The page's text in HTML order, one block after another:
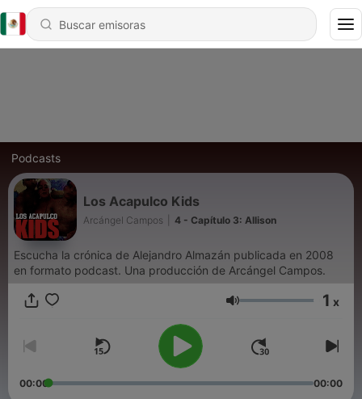
Podcasts
Los Acapulco Kids
Arcángel Campos 4 - Capítulo 3: Allison
Escucha la crónica de Alejandro Almazán publicada en 2008
en formato podcast. Una producción de Arcángel Campos.
Volumen 1 x
00:00 00:00